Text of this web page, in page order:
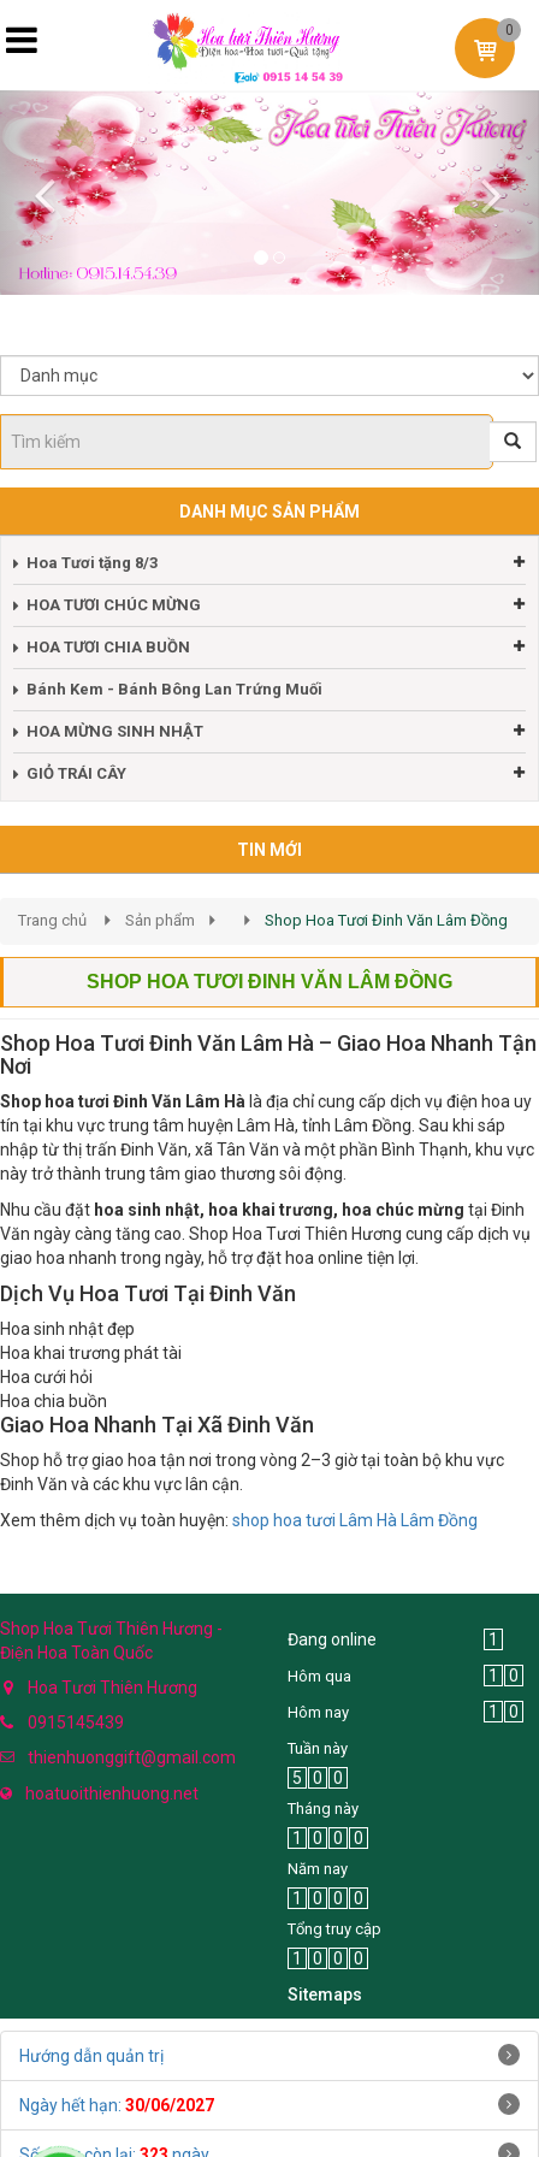
0
Previous
DANH MỤC SẢN PHẨM
Hoa Tươi tặng 8/3
HOA TƯƠI CHÚC MỪNG
HOA TƯƠI CHIA BUỒN
Bánh Kem - Bánh Bông Lan Trứng Muối
HOA MỪNG SINH NHẬT
GIỎ TRÁI CÂY
TIN MỚI
Trang chủ Sản phẩm Shop Hoa Tươi Đinh Văn Lâm Đồng
SHOP HOA TƯƠI ĐINH VĂN LÂM ĐỒNG
Shop Hoa Tươi Đinh Văn Lâm Hà – Giao Hoa Nhanh Tận
Nơi
Shop hoa tươi Đinh Văn Lâm Hà là địa chỉ cung cấp dịch vụ điện hoa uy
tín tại khu vực trung tâm huyện Lâm Hà, tỉnh Lâm Đồng. Sau khi sáp
nhập từ thị trấn Đinh Văn, xã Tân Văn và một phần Bình Thạnh, khu vực
này trở thành trung tâm giao thương sôi động.
Nhu cầu đặt hoa sinh nhật, hoa khai trương, hoa chúc mừng tại Đinh
Văn ngày càng tăng cao. Shop Hoa Tươi Thiên Hương cung cấp dịch vụ
giao hoa nhanh trong ngày, hỗ trợ đặt hoa online tiện lợi.
Dịch Vụ Hoa Tươi Tại Đinh Văn
Hoa sinh nhật đẹp
Hoa khai trương phát tài
Hoa cưới hỏi
Hoa chia buồn
Giao Hoa Nhanh Tại Xã Đinh Văn
Shop hỗ trợ giao hoa tận nơi trong vòng 2–3 giờ tại toàn bộ khu vực
Đinh Văn và các khu vực lân cận.
Xem thêm dịch vụ toàn huyện: shop hoa tươi Lâm Hà Lâm Đồng
Shop Hoa Tươi Thiên Hương -
Điện Hoa Toàn Quốc
Hoa Tươi Thiên Hương
0915145439
thienhuonggift@gmail.com
hoatuoithienhuong.net
Đang online 1
Hôm qua 1 0
Hôm nay 1 0
Tuần này
5 0 0
Tháng này
1 0 0 0
Năm nay
1 0 0 0
Tổng truy cập
1 0 0
0
Sitemaps
Hướng dẫn quản trị
Ngày hết hạn: 30/06/2027